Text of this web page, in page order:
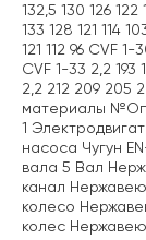
132,5 130 126 122
133 128 121 114
121 112 96 CVF 1-
CVF 1-33 2,2 193
2,2 212 209 205
материалы
1
насоса Чугун
вала 5 Вал
канал
колесо
колес